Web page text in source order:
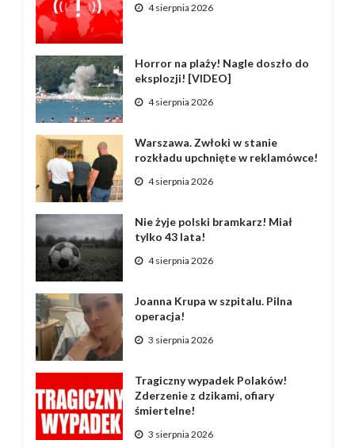
4 sierpnia 2026
Horror na plaży! Nagle doszło do
eksplozji! [VIDEO]
4 sierpnia 2026
Warszawa. Zwłoki w stanie
rozkładu upchnięte w reklamówce!
4 sierpnia 2026
Nie żyje polski bramkarz! Miał
tylko 43 lata!
4 sierpnia 2026
Joanna Krupa w szpitalu. Pilna
operacja!
3 sierpnia 2026
Tragiczny wypadek Polaków!
Zderzenie z dzikami, ofiary
śmiertelne!
3 sierpnia 2026